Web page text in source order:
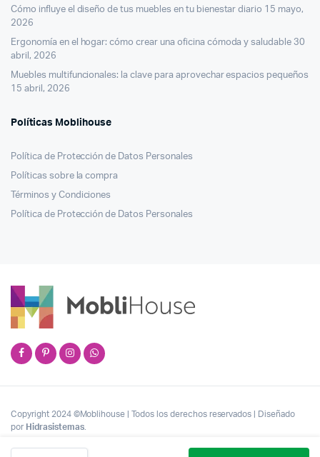
Cómo influye el diseño de tus muebles en tu bienestar diario 15 mayo,
2026
Ergonomía en el hogar: cómo crear una oficina cómoda y saludable 30
abril, 2026
Muebles multifuncionales: la clave para aprovechar espacios pequeños
15 abril, 2026
Políticas Moblihouse
Política de Protección de Datos Personales
Políticas sobre la compra
Términos y Condiciones
Política de Protección de Datos Personales
Copyright 2024 ©Moblihouse | Todos los derechos reservados | Diseñado
por Hidrasistemas.